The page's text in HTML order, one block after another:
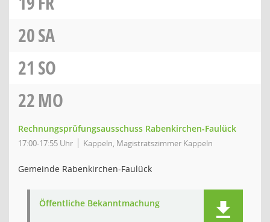
20SA
21 SO
22MO
Rechnungsprüfungsausschuss Rabenkirchen-Faulück
17:00-17:55 Uhr Kappeln, Magistratszimmer Kappeln
Gemeinde Rabenkirchen-Faulück
Öffentliche Bekanntmachung